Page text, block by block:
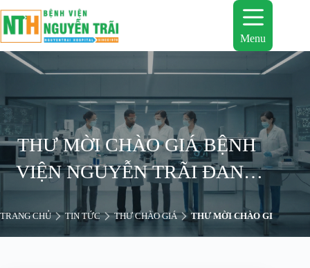
đến
phần
nội
dung
Menu
THƯ MỜI CHÀO GIÁ BỆNH
VIỆN NGUYỄN TRÃI ĐANG
CÓ NHU CẦU MUA SẮM VẬT
TƯ HÓA CHẤT SỬ DỤNG CHO
TRANG CHỦ TIN TỨC THƯ CHÀO GIÁ THƯ MỜI CHÀO GIÁ BỆNH